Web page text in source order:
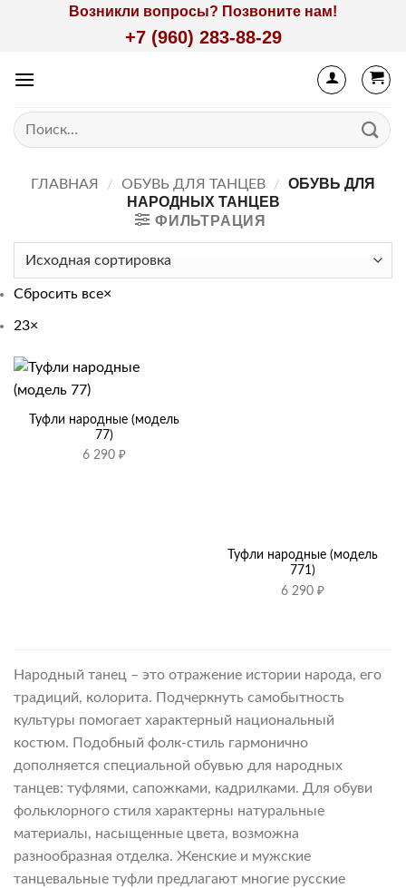
Возникли вопросы? Позвоните нам!
+7 (960) 283-88-29
Искать:
ГЛАВНАЯ / ОБУВЬ ДЛЯ ТАНЦЕВ /
ОБУВЬ ДЛЯ
НАРОДНЫХ ТАНЦЕВ
ФИЛЬТРАЦИЯ
Сбросить все×
23×
Туфли народные (модель
77)
6 290 ₽
Туфли народные (модель
771)
6 290 ₽
Народный танец – это отражение истории народа, его
традиций, колорита. Подчеркнуть самобытность
культуры помогает характерный национальный
костюм. Подобный фолк-стиль гармонично
дополняется специальной обувью для народных
танцев: туфлями, сапожками, кадрилками. Для обуви
фольклорного стиля характерны натуральные
материалы, насыщенные цвета, возможна
разнообразная отделка. Женские и мужские
танцевальные туфли предлагают многие русские